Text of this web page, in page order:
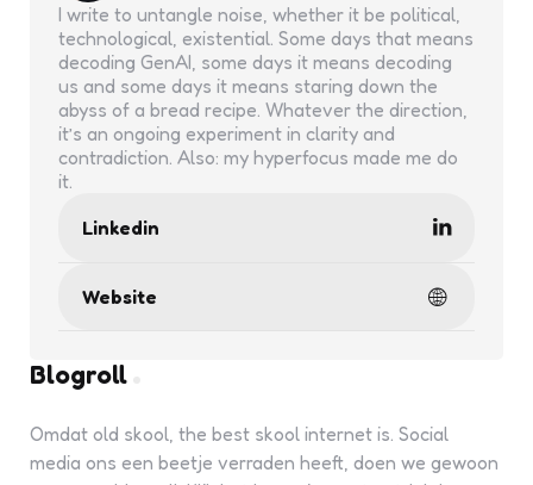
I write to untangle noise, whether it be political,
technological, existential. Some days that means
decoding GenAI, some days it means decoding
us and some days it means staring down the
abyss of a bread recipe. Whatever the direction,
it’s an ongoing experiment in clarity and
contradiction. Also: my hyperfocus made me do
it.
Linkedin
Website
Blogroll
Omdat old skool, the best skool internet is. Social
media ons een beetje verraden heeft, doen we gewoon